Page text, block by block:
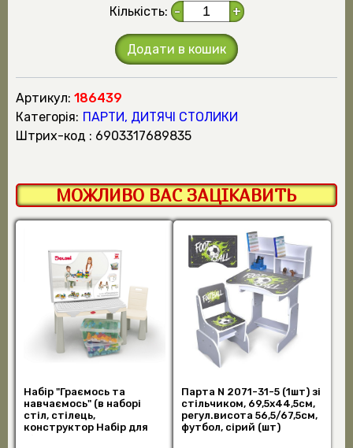
Кількість: - +
Додати в кошик
Артикул: 186439
Категорія: ПАРТИ, ДИТЯЧІ СТОЛИКИ
штрих-код : 6903317689835
МОЖЛИВО ВАС ЗАЦІКАВИТЬ
Набір "Граємось та
навчаємось" (в наборі
стіл, стілець,
конструктор Набір для
Парта N 2071-31-5 (1шт) зі
стільчиком, 69,5х44,5см,
регул.висота 56,5/67,5см,
футбол, сірий (шт)